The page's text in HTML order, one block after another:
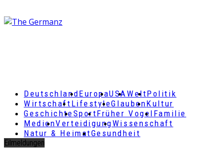
DeutschlandEuropaUSAWeltPolitik
Wirtschaft LifestyleGlaubenKultur
GeschichteSportFrüher Vogel Familie
MedienVerteidigungWissenschaft
Natur & HeimatGesundheit
Eilmeldungen